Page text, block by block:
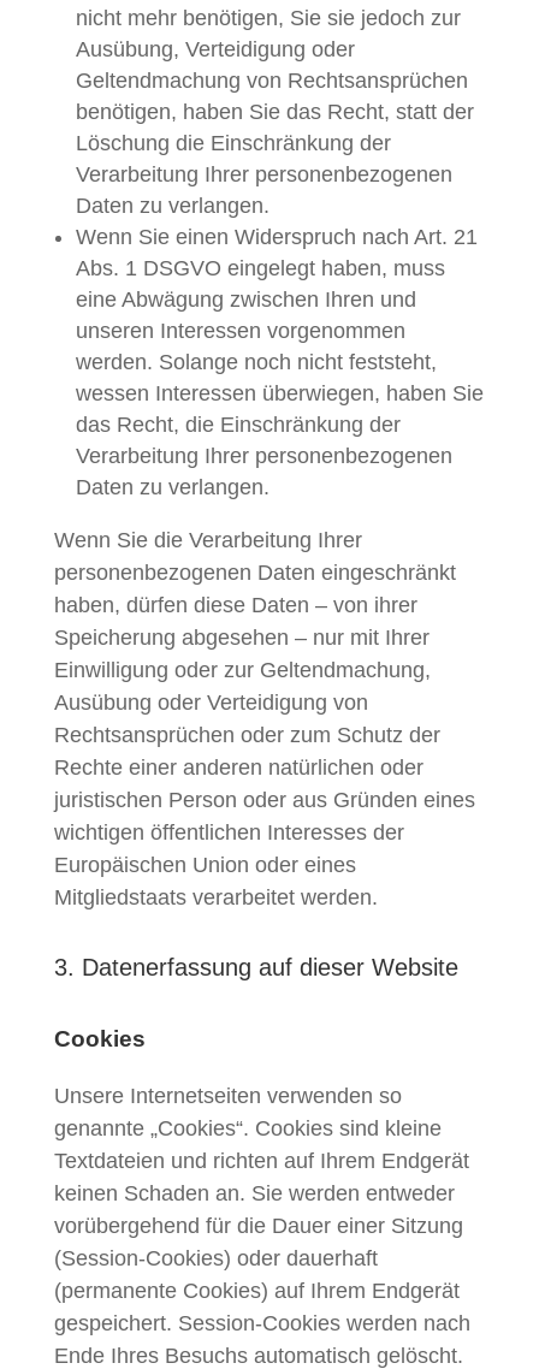
nicht mehr benötigen, Sie sie jedoch zur
Ausübung, Verteidigung oder
Geltendmachung von Rechtsansprüchen
benötigen, haben Sie das Recht, statt der
Löschung die Einschränkung der
Verarbeitung Ihrer personenbezogenen
Daten zu verlangen.
Wenn Sie einen Widerspruch nach Art. 21
Abs. 1 DSGVO eingelegt haben, muss
eine Abwägung zwischen Ihren und
unseren Interessen vorgenommen
werden. Solange noch nicht feststeht,
wessen Interessen überwiegen, haben Sie
das Recht, die Einschränkung der
Verarbeitung Ihrer personenbezogenen
Daten zu verlangen.
Wenn Sie die Verarbeitung Ihrer
personenbezogenen Daten eingeschränkt
haben, dürfen diese Daten – von ihrer
Speicherung abgesehen – nur mit Ihrer
Einwilligung oder zur Geltendmachung,
Ausübung oder Verteidigung von
Rechtsansprüchen oder zum Schutz der
Rechte einer anderen natürlichen oder
juristischen Person oder aus Gründen eines
wichtigen öffentlichen Interesses der
Europäischen Union oder eines
Mitgliedstaats verarbeitet werden.
3. Datenerfassung auf dieser Website
Cookies
Unsere Internetseiten verwenden so
genannte „Cookies“. Cookies sind kleine
Textdateien und richten auf Ihrem Endgerät
keinen Schaden an. Sie werden entweder
vorübergehend für die Dauer einer Sitzung
(Session-Cookies) oder dauerhaft
(permanente Cookies) auf Ihrem Endgerät
gespeichert. Session-Cookies werden nach
Ende Ihres Besuchs automatisch gelöscht.